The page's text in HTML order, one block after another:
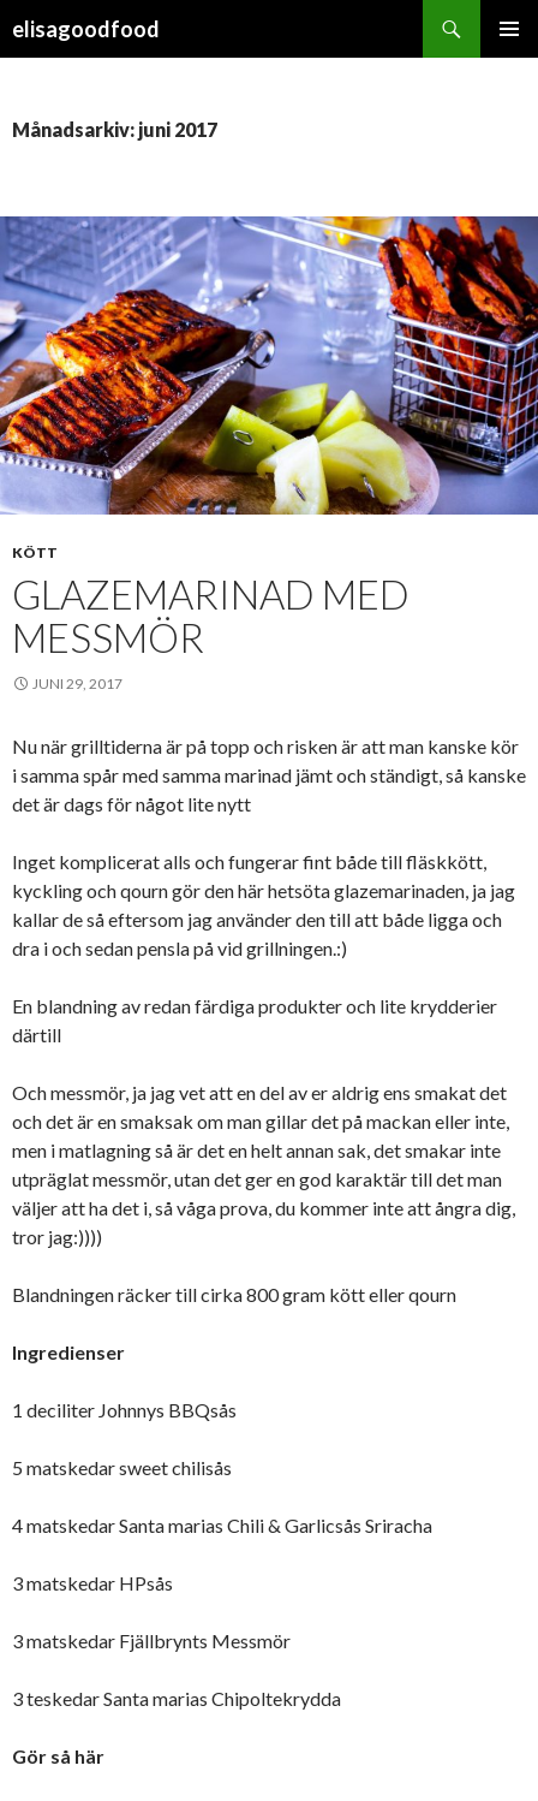
elisagoodfood
Månadsarkiv: juni 2017
KÖTT
GLAZEMARINAD MED
MESSMÖR
JUNI 29, 2017
Nu när grilltiderna är på topp och risken är att man kanske kör
i samma spår med samma marinad jämt och ständigt, så kanske
det är dags för något lite nytt
Inget komplicerat alls och fungerar fint både till fläskkött,
kyckling och qourn gör den här hetsöta glazemarinaden, ja jag
kallar de så eftersom jag använder den till att både ligga och
dra i och sedan pensla på vid grillningen.:)
En blandning av redan färdiga produkter och lite krydderier
därtill
Och messmör, ja jag vet att en del av er aldrig ens smakat det
och det är en smaksak om man gillar det på mackan eller inte,
men i matlagning så är det en helt annan sak, det smakar inte
utpräglat messmör, utan det ger en god karaktär till det man
väljer att ha det i, så våga prova, du kommer inte att ångra dig,
tror jag:))))
Blandningen räcker till cirka 800 gram kött eller qourn
Ingredienser
1 deciliter Johnnys BBQsås
5 matskedar sweet chilisås
4 matskedar Santa marias Chili & Garlicsås Sriracha
3 matskedar HPsås
3 matskedar Fjällbrynts Messmör
3 teskedar Santa marias Chipoltekrydda
Gör så här